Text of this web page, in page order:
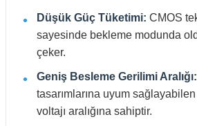
Düşük Güç Tüketimi: CMOS
sayesinde bekleme modunda
çeker.
Geniş Besleme Gerilimi Aralığı:
tasarımlarına uyum
voltajı aralığına sahiptir.